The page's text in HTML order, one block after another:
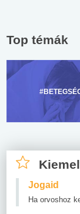
Top témák
Jogaid
Ha orvoshoz